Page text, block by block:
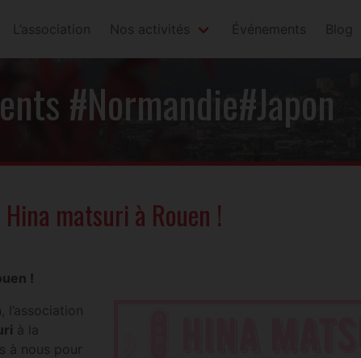
L’association Nos activités Événements Blog
#Normandie#Japon
Hina matsuri à Rouen !
!
, l’association
à la
à nous pour